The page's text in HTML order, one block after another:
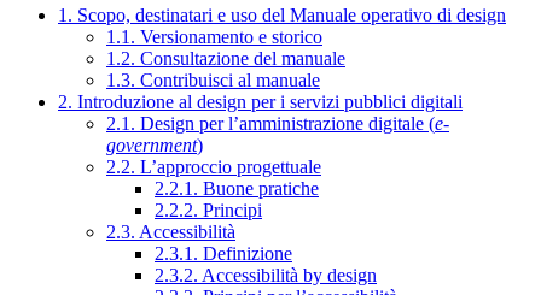
1. Scopo, destinatari e uso del Manuale operativo di design
1.1. Versionamento e storico
1.2. Consultazione del manuale
1.3. Contribuisci al manuale
2. Introduzione al design per i servizi pubblici digitali
2.1. Design per l’amministrazione digitale (e-
government)
2.2. L’approccio progettuale
2.2.1. Buone pratiche
2.2.2. Principi
2.3. Accessibilità
2.3.1. Definizione
2.3.2. Accessibilità by design